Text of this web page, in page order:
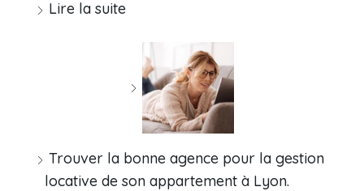
Lire la suite
Trouver la bonne agence pour la gestion
locative de son appartement à Lyon.